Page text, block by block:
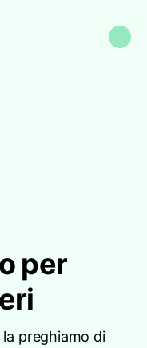
per
preghiamo di